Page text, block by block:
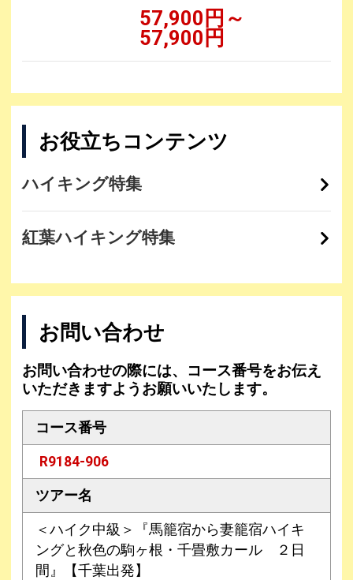
57,900円～
57,900円
お役立ちコンテンツ
ハイキング特集
紅葉ハイキング特集
お問い合わせ
お問い合わせの際には、コース番号をお伝え
いただきますようお願いいたします。
コース番号
R9184-906
ツアー名
＜ハイク中級＞『馬籠宿から妻籠宿ハイキ
ングと秋色の駒ヶ根・千畳敷カール ２日
間』【千葉出発】